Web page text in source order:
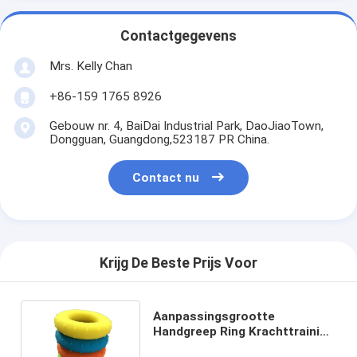
Contactgegevens
Mrs. Kelly Chan
+86-159 1765 8926
Gebouw nr. 4, BaiDai Industrial Park, DaoJiaoTown,
Dongguan, Guangdong,523187 PR China.
Contact nu
Krijg De Beste Prijs Voor
Aanpassingsgrootte
Handgreep Ring Krachttraining